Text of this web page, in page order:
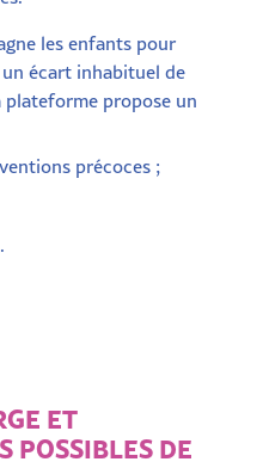
les enfants pour
écart inhabituel de
plateforme propose un
précoces ;
ET
POSSIBLES DE